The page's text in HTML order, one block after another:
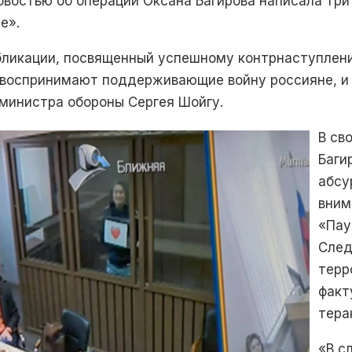
посвященный успешному
поддерживающие войну россияне,
обороны Сергея Шойгу.
В